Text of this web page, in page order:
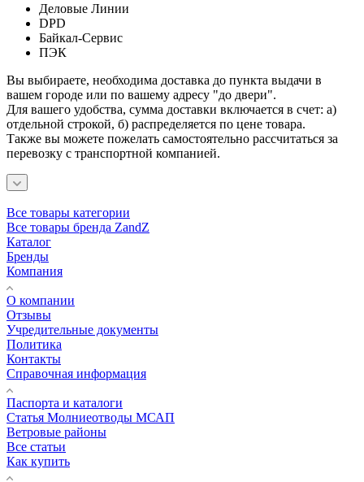
Деловые Линии
DPD
Байкал-Сервис
ПЭК
Вы выбираете, необходима доставка до пункта выдачи в
вашем городе или по вашему адресу "до двери".
Для вашего удобства, сумма доставки включается в счет: а)
отдельной строкой, б) распределяется по цене товара.
Также вы можете пожелать самостоятельно рассчитаться за
перевозку с транспортной компанией.
Все товары категории
Все товары бренда ZandZ
Каталог
Бренды
Компания
О компании
Отзывы
Учредительные документы
Политика
Контакты
Справочная информация
Паспорта и каталоги
Статья Молниеотводы МСАП
Ветровые районы
Все статьи
Как купить